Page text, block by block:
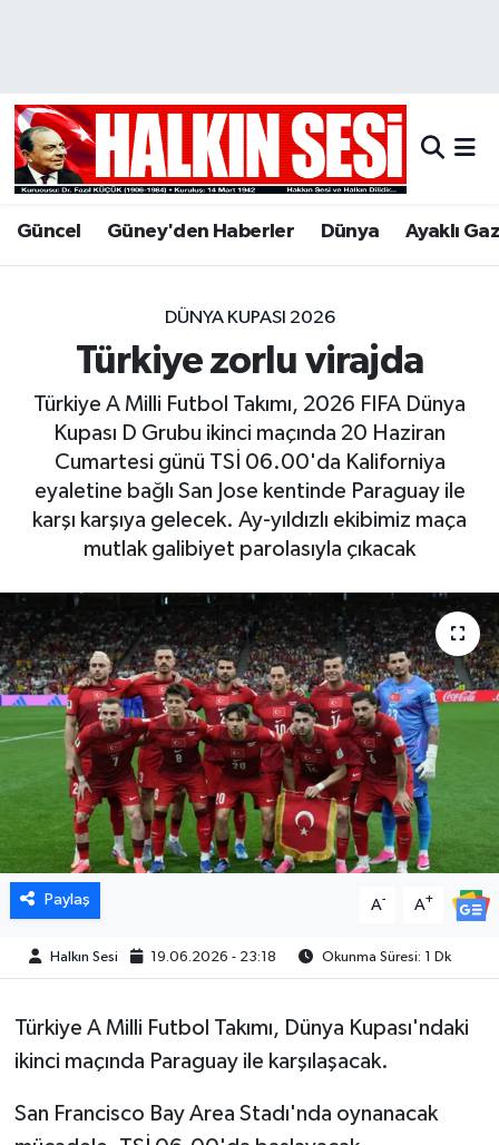
Güncel Güney'den Haberler Dünya Ayaklı
DÜNYA KUPASI 2026
Türkiye zorlu virajda
Türkiye A Milli Futbol Takımı, 2026 FIFA Dünya
Kupası D Grubu ikinci maçında 20 Haziran
Cumartesi günü TSİ 06.00'da Kaliforniya
eyaletine bağlı San Jose kentinde Paraguay ile
karşı karşıya gelecek. Ay-yıldızlı ekibimiz maça
mutlak galibiyet parolasıyla çıkacak
Paylaş A- A+
Halkın Sesi 19.06.2026 - 23:18 Okunma Süresi: 1 Dk
Türkiye A Milli Futbol Takımı, Dünya Kupası'ndaki
ikinci maçında Paraguay ile karşılaşacak.
San Francisco Bay Area Stadı'nda oynanacak
Hava Durumu
Trafik Durumu
Tüm Manşetler
Son Dakika Haberleri
Haber Arşivi